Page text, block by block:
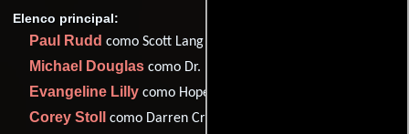
Elenco principal:
Paul Rudd como Scott Lang
Michael Douglas como Dr. Hank Pym
Evangeline Lilly como Hope van Dyne
Corey Stoll como Darren Cross